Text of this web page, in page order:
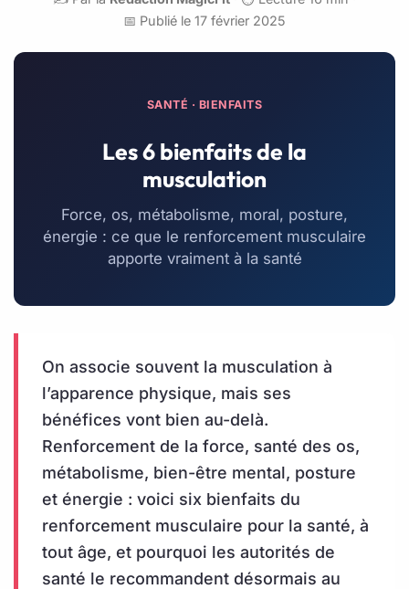
📅 Publié le 17 février 2025
SANTÉ · BIENFAITS
Les 6 bienfaits de la
musculation
Force, os, métabolisme, moral, posture,
énergie : ce que le renforcement musculaire
apporte vraiment à la santé
On associe souvent la musculation à
l’apparence physique, mais ses
bénéfices vont bien au-delà.
Renforcement de la force, santé des os,
métabolisme, bien-être mental, posture
et énergie : voici six bienfaits du
renforcement musculaire pour la santé, à
tout âge, et pourquoi les autorités de
santé le recommandent désormais au